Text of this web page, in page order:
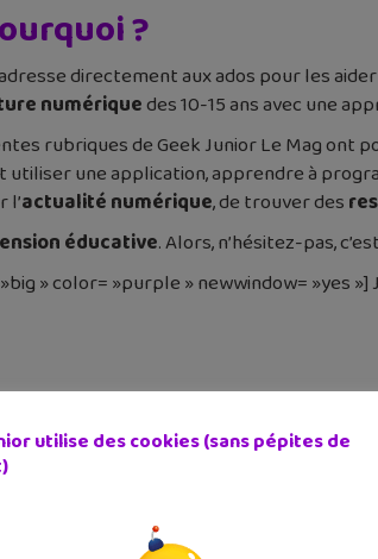
?
directement aux ados pour les
numériquedes 10-15 ans avec une
rubriques de Geek Junior Le Mag ont
utiliser une application, apprendre à
l’actualité numérique, de trouver des
éducative. Alors, n’hésitez-pas,
» color= »purple » newwindow= »yes
les informer et les conseiller n’existait
utilise des cookies (sans pépites de